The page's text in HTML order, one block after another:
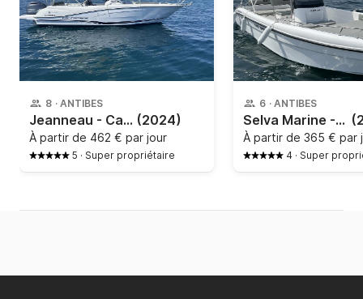
8 · ANTIBES
Jeanneau - Cap Camarat 650 CC (2024)
À partir de 462 € par jour
5 · Super propriétaire
6 · ANTIBES
Selva Marine - Selva 580 open
À partir de 365 € par
4 · Super